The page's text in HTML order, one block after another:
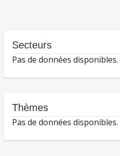
Secteurs
Pas de données disponibles.
Thèmes
Pas de données disponibles.